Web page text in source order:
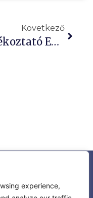
experience,
Következő
Tájékoztató Egészségügyi Intézkedésekről